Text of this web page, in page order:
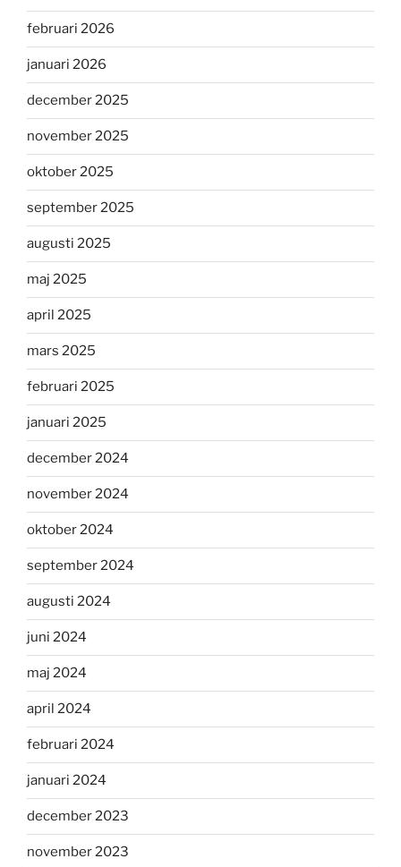
februari 2026
januari 2026
december 2025
november 2025
oktober 2025
september 2025
augusti 2025
maj 2025
april 2025
mars 2025
februari 2025
januari 2025
december 2024
november 2024
oktober 2024
september 2024
augusti 2024
juni 2024
maj 2024
april 2024
februari 2024
januari 2024
december 2023
november 2023